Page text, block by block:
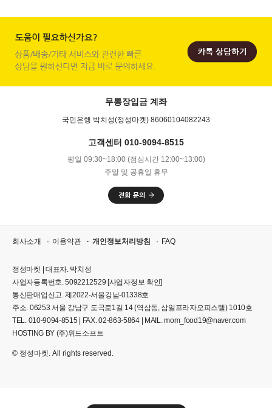
무통장입금 계좌
국민은행 박치성(정성마켓) 86060104082243
고객센터 010-9094-8515
평일 09:30~18:00 (점심시간 12:00~13:00)
주말 및 공휴일 휴무
회사소개 이용약관 개인정보처리방침 FAQ
정성마켓 | 대표자. 박치성
사업자등록번호. 5092212529 [사업자정보 확인]
통신판매업신고. 제2022-서울강남-01338호
주소. 06253 서울 강남구 도곡로1길 14 (역삼동, 삼일프라자오피스텔) 1010호
TEL. 010-9094-8515 | FAX. 02-863-5864 | MAIL. mom_food19@naver.com
HOSTING BY (주)위드소프트
© 정성마켓. All rights reserved.